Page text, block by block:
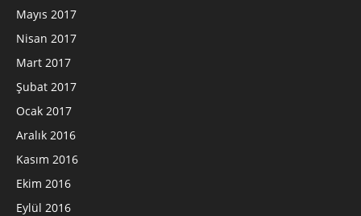
Mayıs 2017
Nisan 2017
Mart 2017
Şubat 2017
Ocak 2017
Aralık 2016
Kasım 2016
Ekim 2016
Eylül 2016